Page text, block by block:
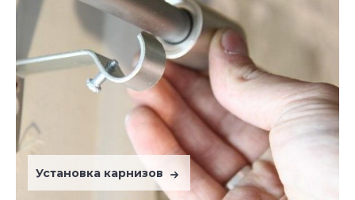
Установка карнизов